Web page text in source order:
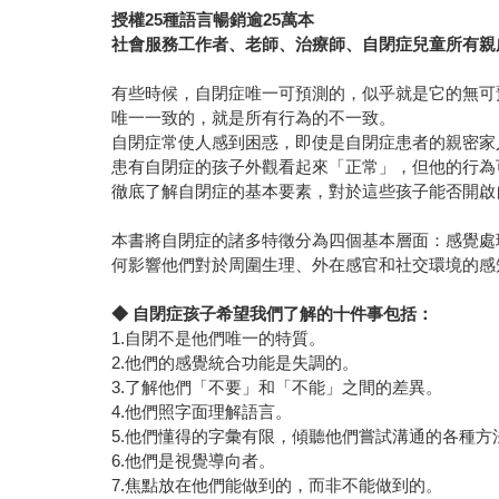
授權25種語言暢銷逾25萬本
社會服務工作者、老師、治療師、自閉症兒童所有
有些時候，自閉症唯一可預測的，似乎就是它的無可
唯一一致的，就是所有行為的不一致。
自閉症常使人感到困惑，即使是自閉症患者的親密家
患有自閉症的孩子外觀看起來「正常」，但他的行為
徹底了解自閉症的基本要素，對於這些孩子能否開啟
本書將自閉症的諸多特徵分為四個基本層面：感覺
何影響他們對於周圍生理、外在感官和社交環境的感
◆ 自閉症孩子希望我們了解的十件事包括：
1.自閉不是他們唯一的特質。
2.他們的感覺統合功能是失調的。
3.了解他們「不要」和「不能」之間的差異。
4.他們照字面理解語言。
5.他們懂得的字彙有限，傾聽他們嘗試溝通的各種方
6.他們是視覺導向者。
7.焦點放在他們能做到的，而非不能做到的。